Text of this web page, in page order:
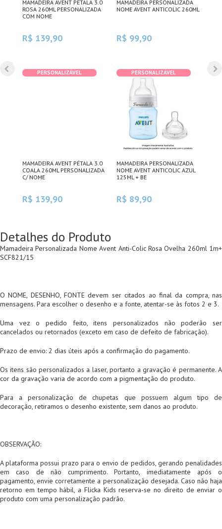
MAMADEIRA AVENT PÉTALA 3.0
ROSA 260ML PERSONALIZADA
COM NOME
R$ 139,90
PERSONALIZÁVEL
MAMADEIRA AVENT PÉTALA 3.0
COALA 260ML PERSONALIZADA
C/ NOME
R$ 139,90
MAMADEIRA PERSONALIZADA
NOME AVENT ANTICOLIC 260ML
R$ 99,90
PERSONALIZÁVEL
MAMADEIRA PERSONALIZADA
NOME AVENT ANTICOLIC AZUL
125ML + BE
R$ 89,90
Detalhes do Produto
Mamadeira Personalizada Nome Avent Anti-Colic Rosa Ovelha 260ml 1m+
SCF821/15
O NOME, DESENHO, FONTE devem ser citados ao final da compra, nas
mensagens. Para escolher o desenho e a fonte, atentar-se às fotos 2 e 3.
Uma vez o pedido feito, itens personalizados não poderão ser
cancelados ou retornados (exceto em caso de defeito de fabricação).
Prazo de envio: 2 dias úteis após a confirmação do pagamento.
Os itens são personalizados a laser, portanto a gravação é permanente. A
cor da gravação varia de acordo com a pigmentação do produto.
Para a personalização de chupetas que possuem algum tipo de
decoração, retiramos o desenho existente, sem danos ao produto.
OBSERVAÇÃO:
A plataforma possui prazo para o envio de pedidos, gerando penalidades
em caso de não cumprimento. Portanto, imediatamente após o
pagamento, envie corretamente a personalização desejada. Caso não haja
retorno em tempo hábil, a Flicka Kids reserva-se no direito de enviar o
produto com uma personalização padrão.